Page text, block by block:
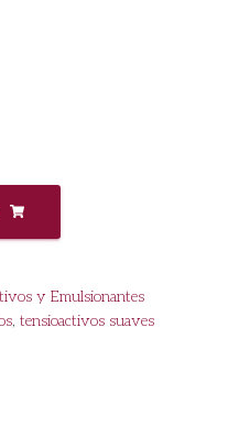
y Emulsionantes
, tensioactivos suaves